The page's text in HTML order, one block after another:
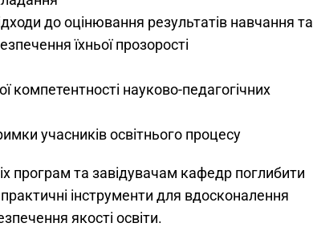
до оцінювання результатів навчання та
їхньої прозорості
компетентності науково-педагогічних
учасників освітнього процесу
програм та завідувачам кафедр поглибити
інструменти для вдосконалення
якості освіти.